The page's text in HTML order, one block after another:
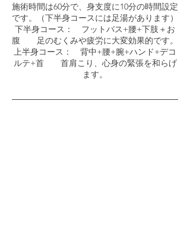
施術時間は60分で、身支度に10分の時間設定
です。（下半身コースには足湯があります）
下半身コース： フットバス+腰+下肢＋お
腹 足のむくみや疲労に大変効果的です。
上半身コース： 背中+腰+腕+ハンド+デコ
ルテ+首 首肩こり、心身の緊張を和らげ